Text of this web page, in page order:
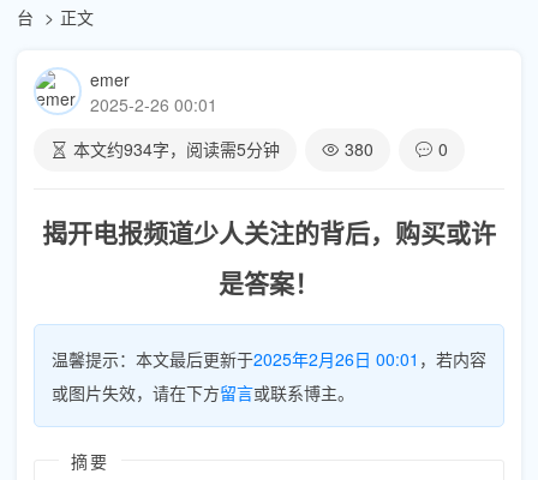
台
正文
emer
2025-2-26 00:01
本文约934字，阅读需5分钟 380 0
揭开电报频道少人关注的背后，购买或许
是答案！
温馨提示：本文最后更新于2025年2月26日 00:01 ，若内容
或图片失效，请在下方留言或联系博主。
摘要